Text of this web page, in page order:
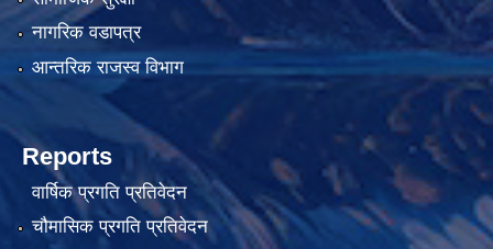
नागरिक वडापत्र
आन्तरिक राजस्व विभाग
Reports
वार्षिक प्रगति प्रतिवेदन
चौमासिक प्रगति प्रतिवेदन